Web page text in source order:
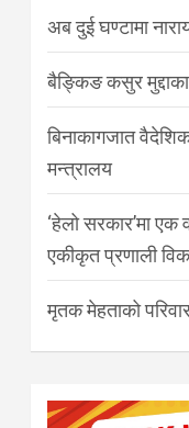
अब दुई घण्टामा
बैङ्किङ कसुर
बिनाकागजात वैदेशिक
मन्त्रालय
‘हेलो सरकार’मा
एकीकृत प्रणाली
मृतक मेहताको